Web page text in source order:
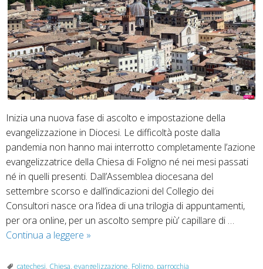
Inizia una nuova fase di ascolto e impostazione della
evangelizzazione in Diocesi. Le difficoltà poste dalla
pandemia non hanno mai interrotto completamente l’azione
evangelizzatrice della Chiesa di Foligno né nei mesi passati
né in quelli presenti. Dall’Assemblea diocesana del
settembre scorso e dall’indicazioni del Collegio dei
Consultori nasce ora l’idea di una trilogia di appuntamenti,
per ora online, per un ascolto sempre più’ capillare di …
Continua a leggere Ripartiamo
con
»
catechesi, Chiesa, evangelizzazione, Foligno, parrocchia